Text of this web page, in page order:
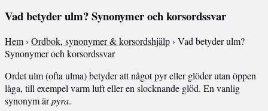
Vad betyder ulm? Synonymer och korsordssvar
Hem› Ordbok, synonymer & korsordshjälp› Vad betyder ulm?
Synonymer och korsordssvar
Ordet ulm (ofta ulma) betyder att något pyr eller glöder utan öppen
låga, till exempel varm luft eller en slocknande glöd. En vanlig
synonym ärpyra.